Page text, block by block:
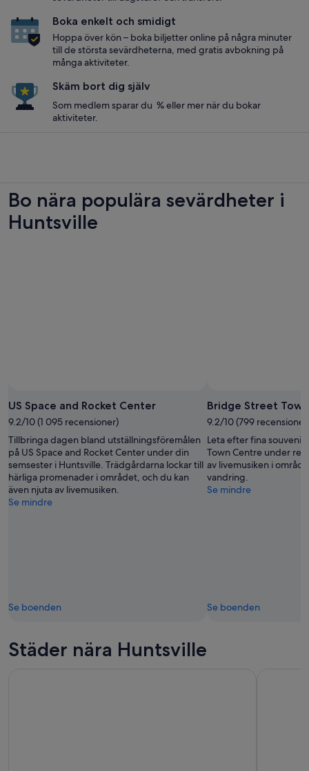
Boka enkelt och smidigt
Hoppa över kön – boka biljetter online på några minuter
till de största sevärdheterna, med gratis avbokning på
många aktiviteter.
Skäm bort dig själv
Som medlem sparar du % eller mer när du bokar
aktiviteter.
Bo nära populära sevärdheter i
Huntsville
för
fritt
bruk
av
Kayla
Walker
US Space and Rocket Center
9.2/10 (1 095 recensioner)
Tillbringa dagen bland utställningsföremålen
på US Space and Rocket Center under din
semsester i Huntsville. Trädgårdarna lockar till
härliga promenader i området, och du kan
även njuta av livemusiken.
Se mindre
Se boenden
Bridge Street
9.2/10 (799
Leta efter fina
Town Centre under
av livemusiken i
vandring.
Se mindre
Se boenden
Städer nära Huntsville